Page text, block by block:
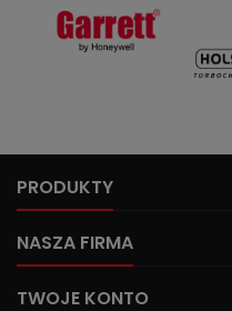
PRODUKTY
NASZA FIRMA
TWOJE KONTO